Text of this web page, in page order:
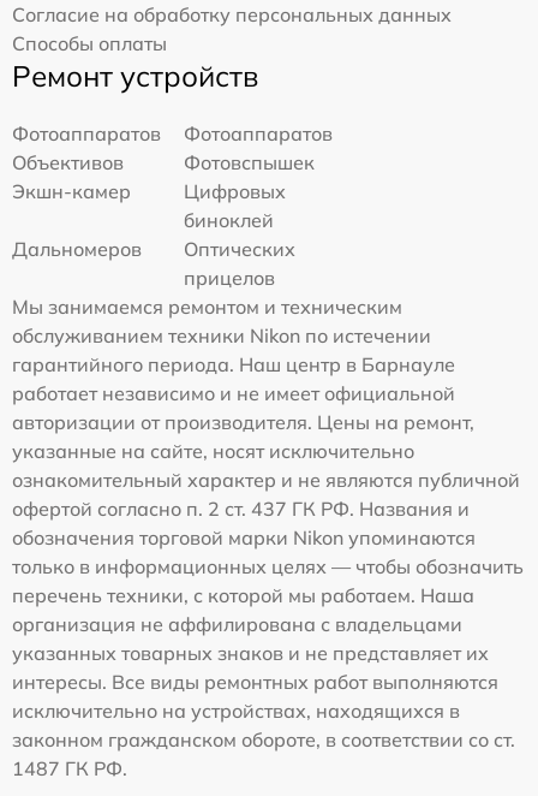
Согласие на обработку персональных данных
Способы оплаты
Ремонт устройств
Фотоаппаратов
Фотоаппаратов
Объективов
Фотовспышек
Экшн-камер
Цифровых
биноклей
Дальномеров
Оптических
прицелов
Мы занимаемся ремонтом и техническим
обслуживанием техники Nikon по истечении
гарантийного периода. Наш центр в Барнауле
работает независимо и не имеет официальной
авторизации от производителя. Цены на ремонт,
указанные на сайте, носят исключительно
ознакомительный характер и не являются публичной
офертой согласно п. 2 ст. 437 ГК РФ. Названия и
обозначения торговой марки Nikon упоминаются
только в информационных целях — чтобы обозначить
перечень техники, с которой мы работаем. Наша
организация не аффилирована с владельцами
указанных товарных знаков и не представляет их
интересы. Все виды ремонтных работ выполняются
исключительно на устройствах, находящихся в
законном гражданском обороте, в соответствии со ст.
1487 ГК РФ.